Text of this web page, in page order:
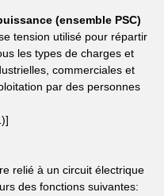
(ensemble PSC)
tension utilisé pour répartir
les types de charges et
commerciales et
par des personnes
relié à un circuit électrique
des fonctions suivantes: